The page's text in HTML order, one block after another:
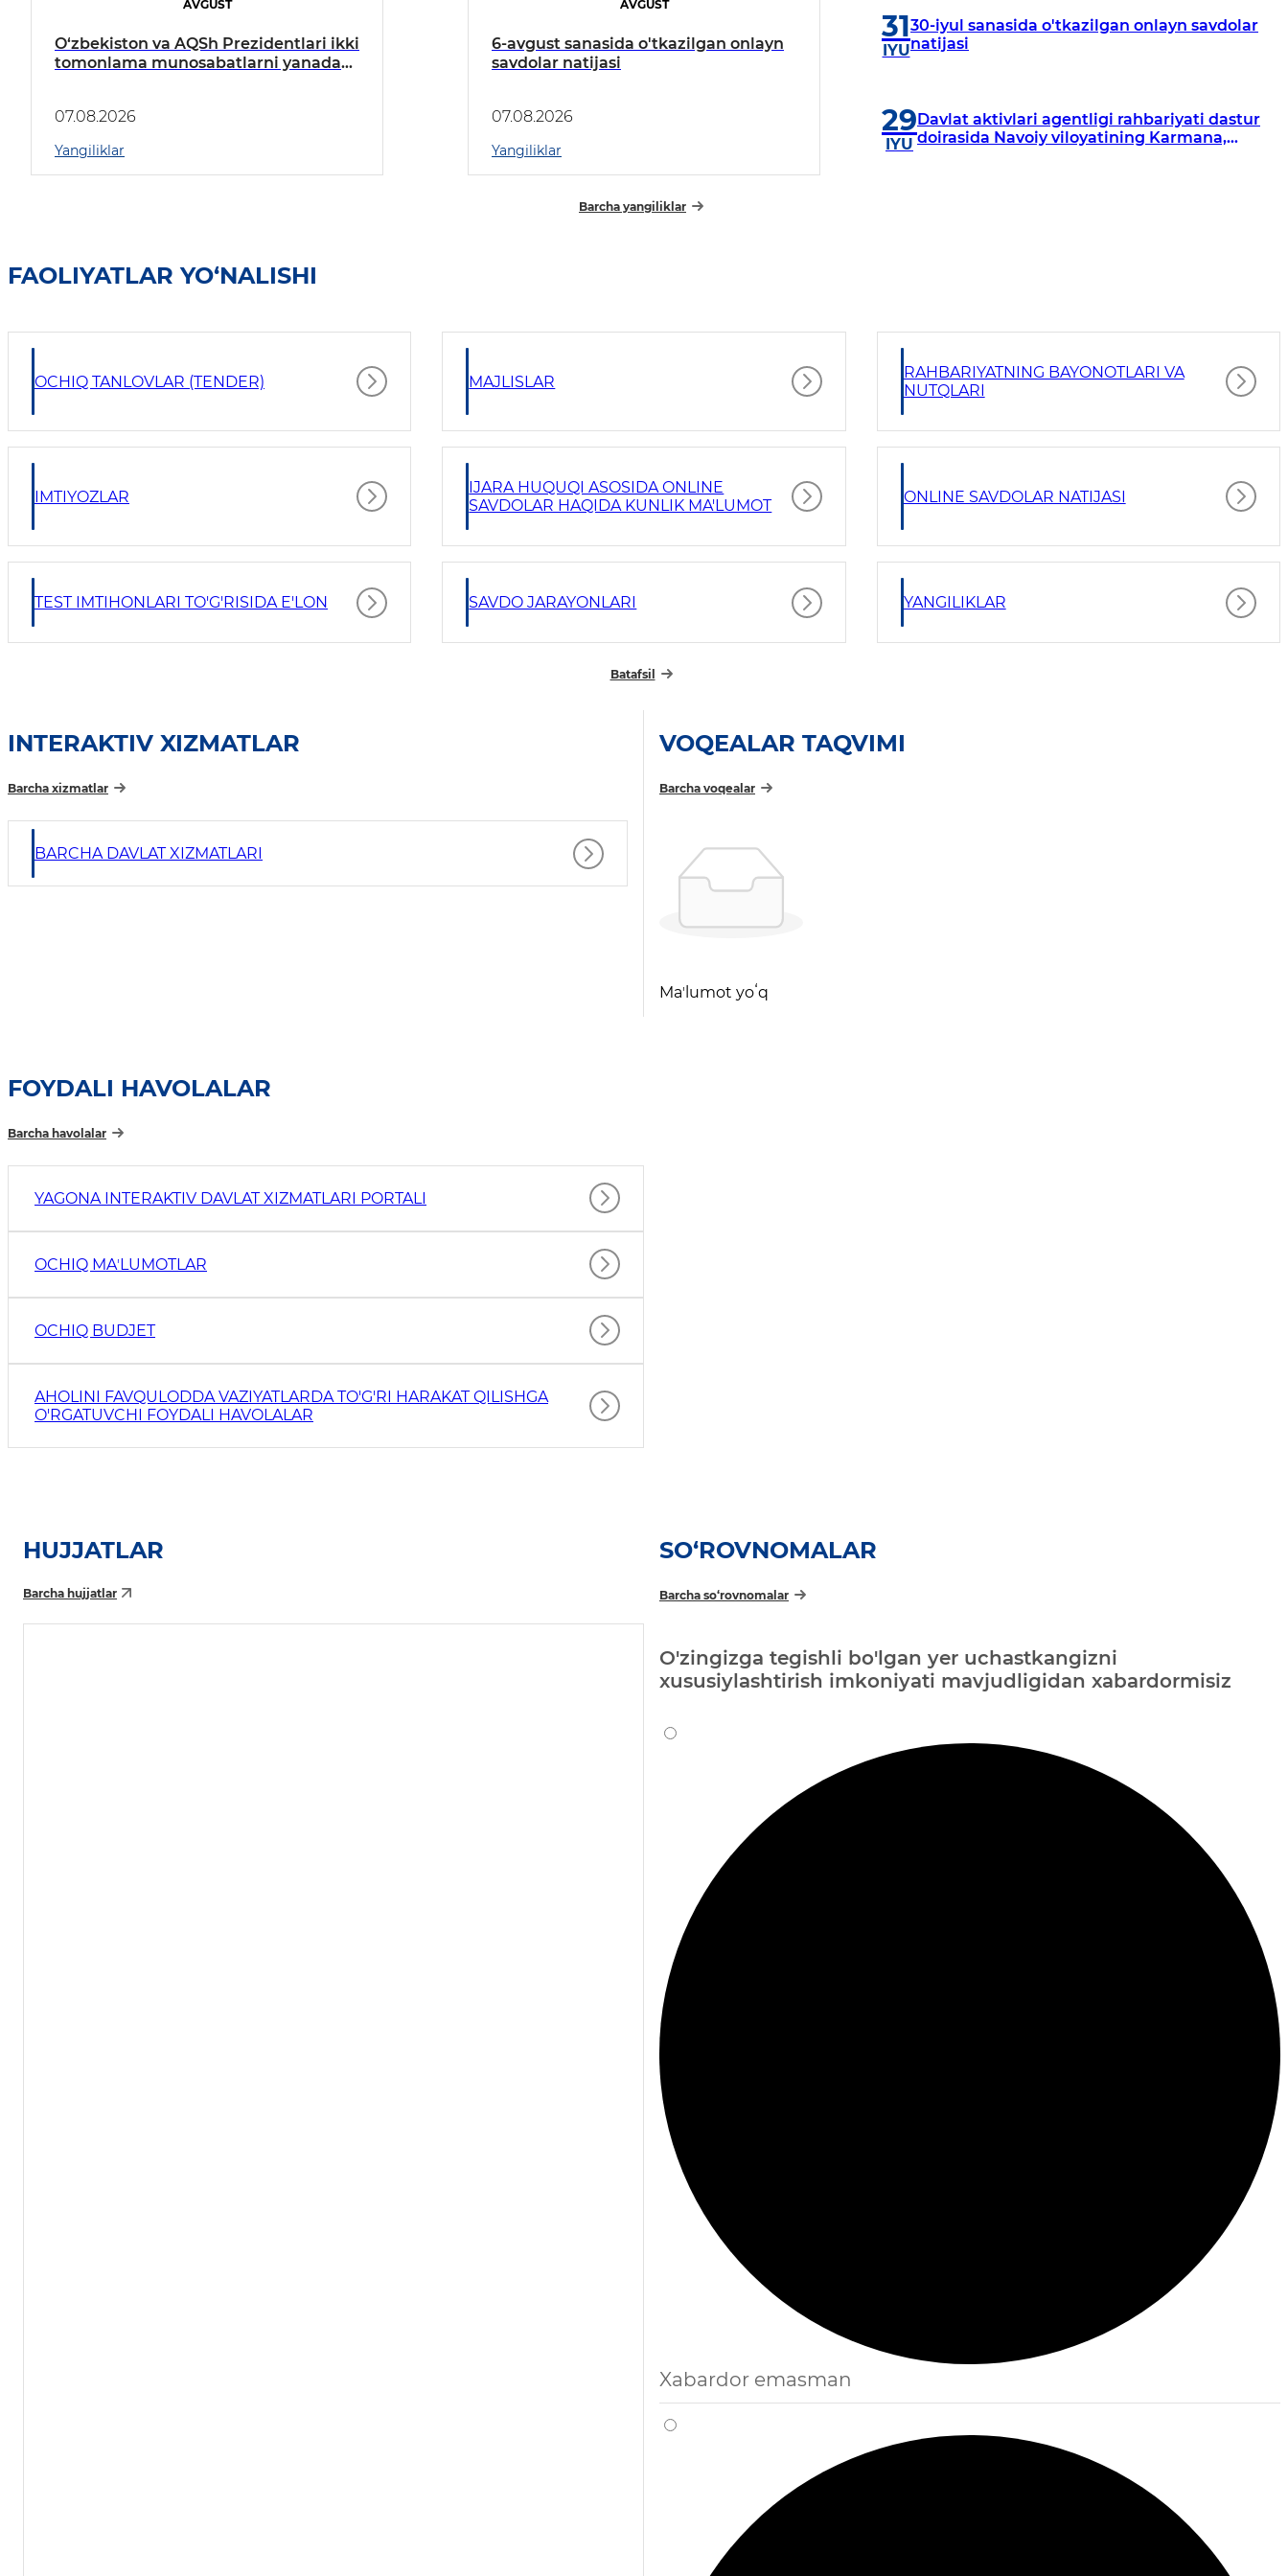
AVGUST
O‘zbekiston va AQSh Prezidentlari ikki
tomonlama munosabatlarni yanada
07.08.2026
Yangiliklar
AVGUST
6-avgust sanasida o'tkazilgan onlayn
savdolar natijasi
07.08.2026
Yangiliklar
31
IYU
30-iyul sanasida o'tkazilgan onlayn savdolar
natijasi
29
IYU
Davlat aktivlari agentligi rahbariyati dastur
doirasida Navoiy viloyatining Karmana,
Barcha yangiliklar
FAOLIYATLAR YO‘NALISHI
OCHIQ TANLOVLAR (TENDER) MAJLISLAR
RAHBARIYATNING BAYONOTLARI VA
NUTQLARI
IMTIYOZLAR
IJARA HUQUQI ASOSIDA ONLINE
SAVDOLAR HAQIDA KUNLIK MA'LUMOT
ONLINE SAVDOLAR NATIJASI
TEST IMTIHONLARI TO'G'RISIDA E'LON SAVDO JARAYONLARI YANGILIKLAR
Batafsil
INTERAKTIV XIZMATLAR
Barcha xizmatlar
BARCHA DAVLAT XIZMATLARI
VOQEALAR TAQVIMI
Barcha voqealar
Maʼlumot yoʻq
FOYDALI HAVOLALAR
Barcha havolalar
YAGONA INTERAKTIV DAVLAT XIZMATLARI PORTALI
OCHIQ MAʼLUMOTLAR
OCHIQ BUDJET
AHOLINI FAVQULODDA VAZIYATLARDA TO'G'RI HARAKAT QILISHGA
O'RGATUVCHI FOYDALI HAVOLALAR
HUJJATLAR
Barcha hujjatlar
SO‘ROVNOMALAR
Barcha so‘rovnomalar
O'zingizga tegishli bo'lgan yer uchastkangizni
xususiylashtirish imkoniyati mavjudligidan xabardormisiz
Xabardor emasman